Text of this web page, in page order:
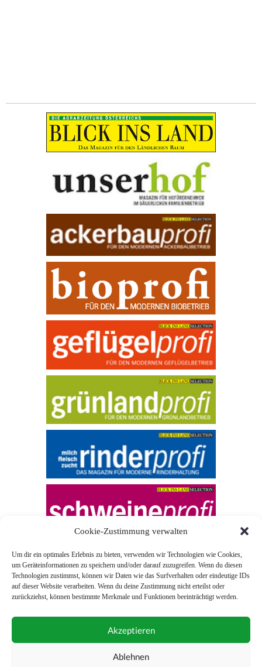
Cookie-Zustimmung verwalten
Um dir ein optimales Erlebnis zu bieten, verwenden wir Technologien wie Cookies,
um Geräteinformationen zu speichern und/oder darauf zuzugreifen. Wenn du diesen
Technologien zustimmst, können wir Daten wie das Surfverhalten oder eindeutige IDs
auf dieser Website verarbeiten. Wenn du deine Zustimmung nicht erteilst oder
zurückziehst, können bestimmte Merkmale und Funktionen beeinträchtigt werden.
Akzeptieren
Ablehnen
© 2026 Blick ins Land
Unterstützt durch
0043 (0)1 581 28 90 0